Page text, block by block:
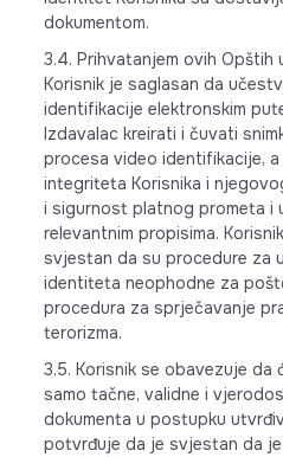
dokumentom.
3.4. Prihvatanjem ovih Opštih
Korisnik je saglasan da
identifikacije elektronskim
Izdavalac kreirati i čuvati
procesa video identifikacije,
integriteta Korisnika i
i sigurnost platnog prometa i
relevantnim propisima.
svjestan da su procedure za
identiteta neophodne za
procedura za sprječavanje
terorizma.
3.5. Korisnik se obavezuje
samo tačne, validne i
dokumenta u postupku
potvrđuje da je svjestan da